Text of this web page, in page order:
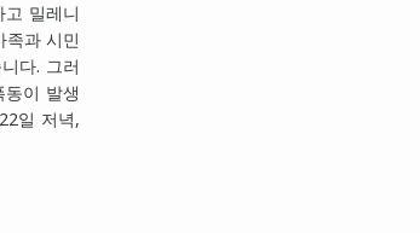
밀레니
과 시민
다. 그러
이 발생
일 저녁,